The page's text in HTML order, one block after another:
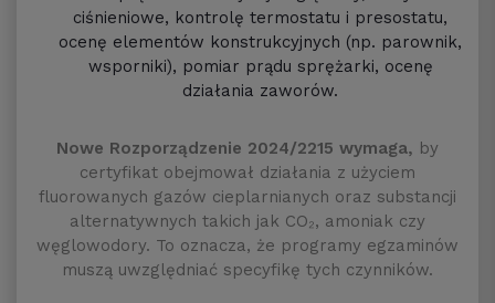
ciśnieniowe, kontrolę termostatu i presostatu,
ocenę elementów konstrukcyjnych (np. parownik,
wsporniki), pomiar prądu sprężarki, ocenę
działania zaworów.
Nowe Rozporządzenie 2024/2215 wymaga, by
certyfikat obejmował działania z użyciem
fluorowanych gazów cieplarnianych oraz substancji
alternatywnych takich jak CO₂, amoniak czy
węglowodory. To oznacza, że programy egzaminów
muszą uwzględniać specyfikę tych czynników.